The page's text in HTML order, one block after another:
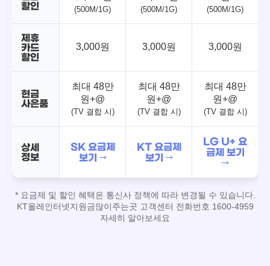
할인
(500M/1G) (500M/1G) (500M/1G)
제휴
카드
할인
3,000원 3,000원 3,000원
현금
사은품
최대 48만
원+@
(TV 결합 시)
최대 48만
원+@
(TV 결합 시)
최대 48만
원+@
(TV 결합 시)
상세
정보
SK 요금제
보기 →
KT 요금제
보기 →
LG U+ 요
금제 보기
→
* 요금제 및 할인 혜택은 통신사 정책에 따라 변경될 수 있습니다.
KT올레인터넷지원금많이주는곳 고객센터 전화번호 1600-4959
자세히 알아보세요